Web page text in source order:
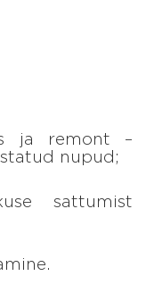
ja remont –
nupud;
sattumist